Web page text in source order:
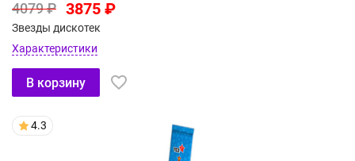
4079 ₽ 3875 ₽
Звезды дискотек
Характеристики
В корзину
4.3